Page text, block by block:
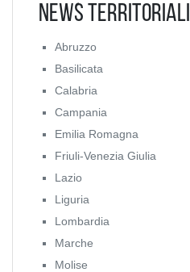
News Territoriali
Abruzzo
Basilicata
Calabria
Campania
Emilia Romagna
Friuli-Venezia Giulia
Lazio
Liguria
Lombardia
Marche
Molise